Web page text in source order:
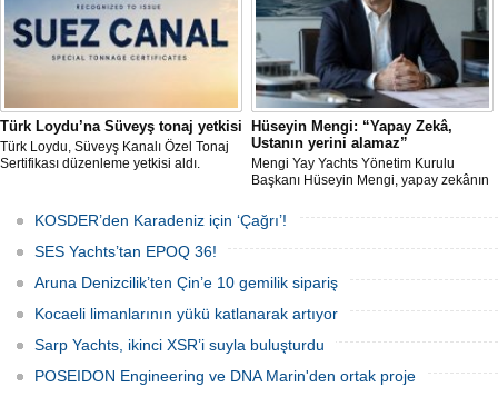
Türk Loydu’na Süveyş tonaj yetkisi
Türk Loydu, Süveyş Kanalı Özel Tonaj
Sertifikası düzenleme yetkisi aldı.
Hüseyin Mengi: “Yapay Zekâ,
Ustanın yerini alamaz”
Mengi Yay Yachts Yönetim Kurulu
Başkanı Hüseyin Mengi, yapay zekânın
özel üretim sürecini, mega yat
tanımındaki değişimi ve hibrit tahrik
sistemlerinin ekonomisini CNN Türk'te
anlattı.
KOSDER’den Karadeniz için ‘Çağrı’!
SES Yachts’tan EPOQ 36!
Aruna Denizcilik’ten Çin’e 10 gemilik sipariş
Kocaeli limanlarının yükü katlanarak artıyor
Sarp Yachts, ikinci XSR’i suyla buluşturdu
POSEIDON Engineering ve DNA Marin'den ortak proje